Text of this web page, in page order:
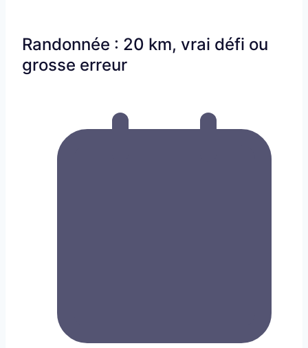
Randonnée : 20 km, vrai défi ou
grosse erreur